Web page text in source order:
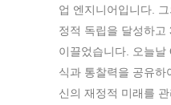
업 엔지니어입니다.
정적 독립을 달성하고
이끌었습니다. 오늘날
식과 통찰력을 공유하
신의 재정적 미래를